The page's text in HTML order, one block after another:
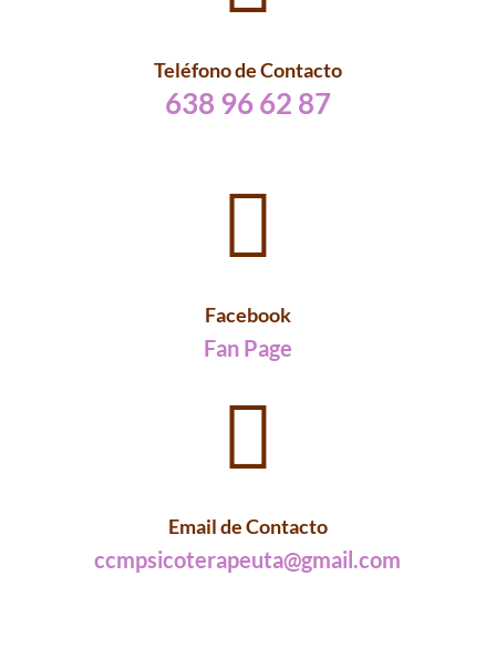
Teléfono de Contacto
638 96 62 87

Facebook
Fan Page

Email de Contacto
ccmpsicoterapeuta@gmail.com